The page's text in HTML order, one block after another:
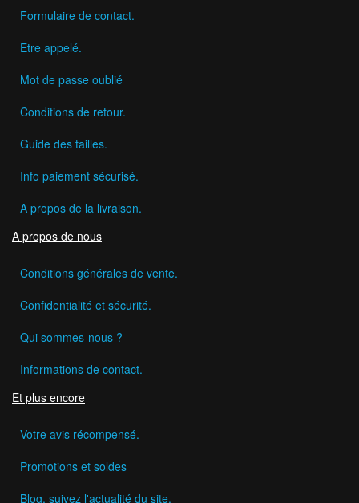
Formulaire de contact.
Etre appelé.
Mot de passe oublié
Conditions de retour.
Guide des tailles.
Info paiement sécurisé.
A propos de la livraison.
A propos de nous
Conditions générales de vente.
Confidentialité et sécurité.
Qui sommes-nous ?
Informations de contact.
Et plus encore
Votre avis récompensé.
Promotions et soldes
Blog, suivez l'actualité du site.